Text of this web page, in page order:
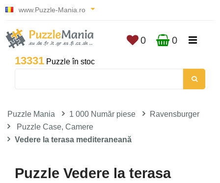
www.Puzzle-Mania.ro
13331 Puzzle în stoc
0 0
Puzzle Mania 1 000 Număr piese
Ravensburger
Puzzle Case, Camere
Vedere la terasa mediteraneană
Puzzle Vedere la terasa